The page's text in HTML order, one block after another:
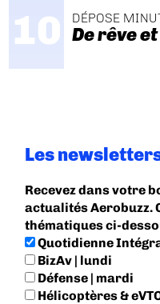
DÉPOSE
De rêve
Les
Recevez dans votre
actualités Aerobuzz.
thématiques ci-
Quotidienne
BizAv | lundi
Défense | mardi
Hélicoptères &